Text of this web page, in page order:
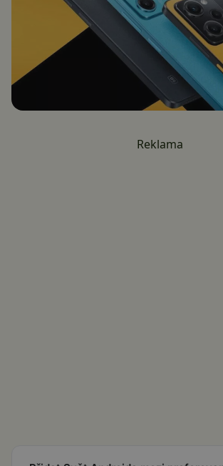
Reklama